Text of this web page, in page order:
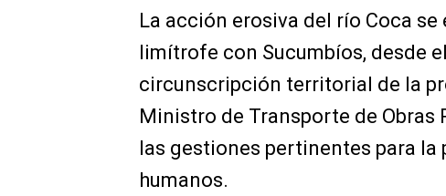
La acción erosiva del río Coca
limítrofe con Sucumbíos, desde
circunscripción territorial de la
Ministro de Transporte de Obras
las gestiones pertinentes para
humanos.